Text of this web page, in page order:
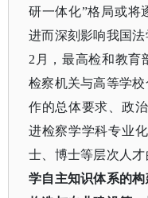
研一体化”格局或将
进而深刻影响我国
2月，最高检和教育
检察机关与高等学
作的总体要求、政
进检察学学科专业
士、博士等层次人
学自主知识体系的